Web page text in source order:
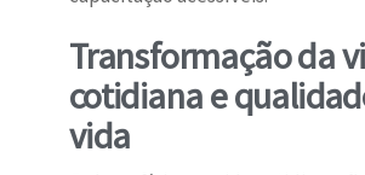
Transformação da
cotidiana e
vida